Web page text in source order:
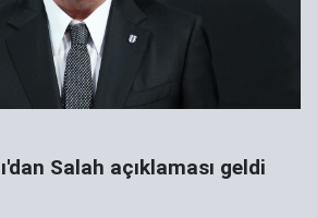
Salah açıklaması geldi